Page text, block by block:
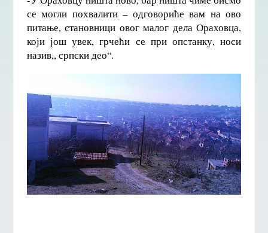
се могли похвалити – одговориће вам на ово
питање, становници овог малог дела Ораховца,
који још увек, грчећи се при опстанку, носи
назив,, српски део“.